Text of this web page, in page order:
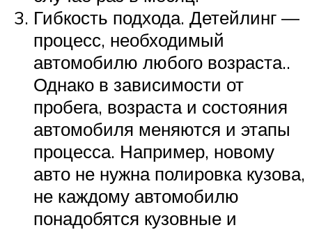
Гибкость подхода. Детейлинг —
процесс, необходимый
автомобилю любого возраста..
Однако в зависимости от
пробега, возраста и состояния
автомобиля меняются и этапы
процесса. Например, новому
авто не нужна полировка кузова,
не каждому автомобилю
понадобятся кузовные и